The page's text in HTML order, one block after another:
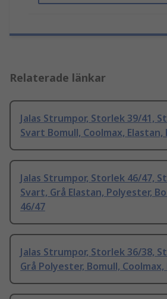
Relaterade länkar
Jalas Strumpor, Storlek 39/41,
Svart Bomull, Coolmax,
Jalas Strumpor, Storlek 46/47,
Svart, Grå Elastan, Polyester,
46/47
Jalas Strumpor, Storlek 36/38,
Grå Polyester, Bomull,